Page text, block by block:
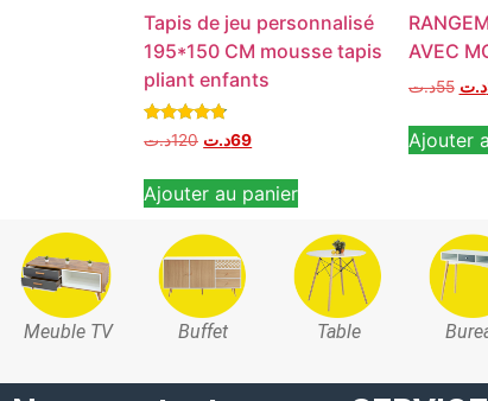
Tapis de jeu personnalisé
195*150 CM mousse tapis
pliant enfants
Note
4.60
120د.ت 69د.ت
Ajouter au panier
AVEC
55د.ت د.ت
Ajouter
Meuble TV Buffet Table